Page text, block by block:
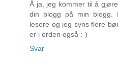
Å ja, jeg kommer til å
din blogg på min blogg.
lesere og jeg syns flere
er i orden også :-)
Svar